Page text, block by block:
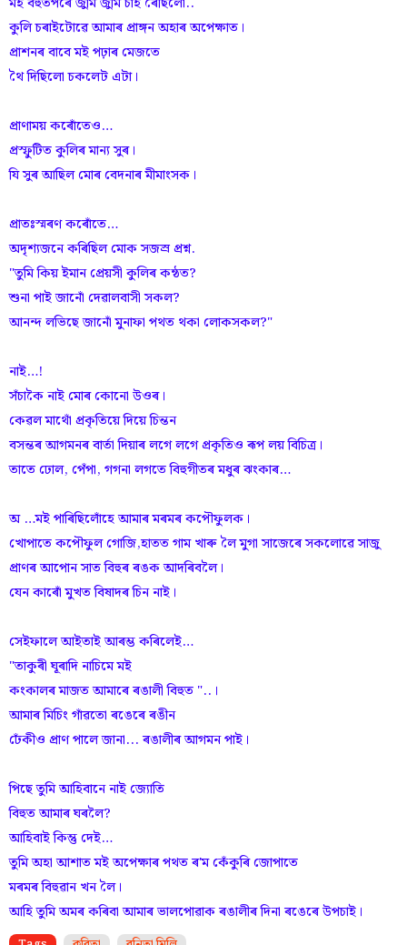
কুলি চৰাইটোৱে আমাৰ প্ৰাঙ্গন অহাৰ অপেক্ষাত।
প্ৰাশনৰ বাবে মই পঢ়াৰ মেজতে
থৈ দিছিলো চকলেট এটা।
প্ৰাণাময় কৰোঁতেও…
প্ৰস্ফুটিত কুলিৰ মান্য সুৰ।
যি সুৰ আছিল মোৰ বেদনাৰ মীমাংসক।
প্ৰাতঃস্মৰণ কৰোঁতে…
অদৃশ্যজনে কৰিছিল মোক সজস্ৰ প্ৰশ্ন.
"তুমি কিয় ইমান প্ৰেয়সী কুলিৰ কন্ঠত?
শুনা পাই জানোঁ দেৱালবাসী সকল?
আনন্দ লভিছে জানোঁ মুনাফা পথত থকা লোকসকল?"
নাই…!
সঁচাকৈ নাই মোৰ কোনো উওৰ।
কেৱল মাথোঁ প্ৰকৃতিয়ে দিয়ে চিন্তন
বসন্তৰ আগমনৰ বাৰ্তা দিয়াৰ লগে লগে প্ৰকৃতিও ৰূপ লয় বিচিত্ৰ।
তাতে ঢোল, পেঁপা, গগনা লগতে বিহুগীতৰ মধুৰ ঝংকাৰ…
অ …মই পাৰিছিলোঁহে আমাৰ মৰমৰ কপৌফুলক।
খোপাতে কপৌফুল গোজি,হাতত গাম খাৰু লৈ মুগা সাজেৰে সকলোৱে সাজু
প্ৰাণৰ আপোন সাত বিহুৰ ৰঙক আদৰিবলৈ।
যেন কাৰোঁ মুখত বিষাদৰ চিন নাই।
সেইফালে আইতাই আৰম্ভ কৰিলেই…
"তাকুৰী ঘূৰাদি নাচিমে মই
কংকালৰ মাজত আমাৰে ৰঙালী বিহুত "..।
আমাৰ মিচিং গাঁৱতো ৰঙেৰে ৰঙীন
ঢেঁকীও প্ৰাণ পালে জানা... ৰঙালীৰ আগমন পাই।
পিছে তুমি আহিবানে নাই জ্যোতি
বিহুত আমাৰ ঘৰলৈ?
আহিবাই কিন্তু দেই…
তুমি অহা আশাত মই অপেক্ষাৰ পথত ৰ'ম কেঁকুৰি জোপাতে
মৰমৰ বিহুৱান খন লৈ।
আহি তুমি অমৰ কৰিবা আমাৰ ভালপোৱাক ৰঙালীৰ দিনা ৰঙেৰে উপচাই।